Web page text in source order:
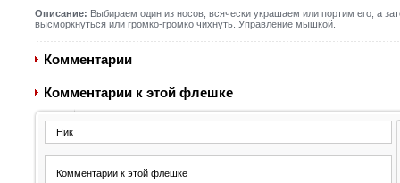
Описание: Выбираем один из носов, всячески украшаем или портим его, а
высморкнуться или громко-громко чихнуть. Управление мышкой.
Комментарии
Комментарии к этой флешке